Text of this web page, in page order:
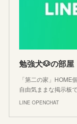
勉強犬🐶の部屋
「第二の家」HOME
自由気ままな掲示板で
LINE OPENCHAT